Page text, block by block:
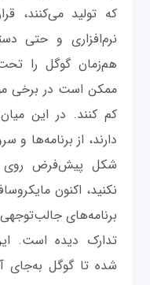
که تولید می‌کنند،
نرم‌افزاری و حتی
هم‌زمان گوگل را
ممکن است در برخی
کم کنند. در این
دارند، از برنامه‌ها
شکل پیش‌فرض روی
نکنید، اکنون
برنامه‌های
تدارک دیده است.
شده تا گوگل به‌جای